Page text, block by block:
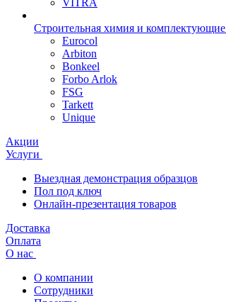
VITRA
Строительная химия и комплектующие
Eurocol
Arbiton
Bonkeel
Forbo Arlok
FSG
Tarkett
Unique
Акции
Услуги
Выездная демонстрация образцов
Пол под ключ
Онлайн-презентация товаров
Доставка
Оплата
О нас
О компании
Сотрудники